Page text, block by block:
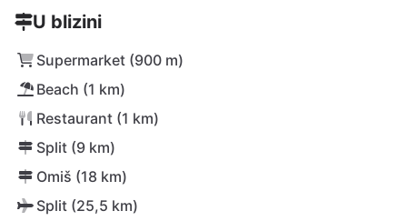
U blizini
Supermarket (900 m)
Beach (1 km)
Restaurant (1 km)
Split (9 km)
Omiš (18 km)
Split (25,5 km)